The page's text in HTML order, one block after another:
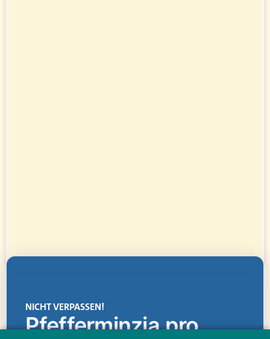
NICHT VERPASSEN!
Pfefferminzia.pro